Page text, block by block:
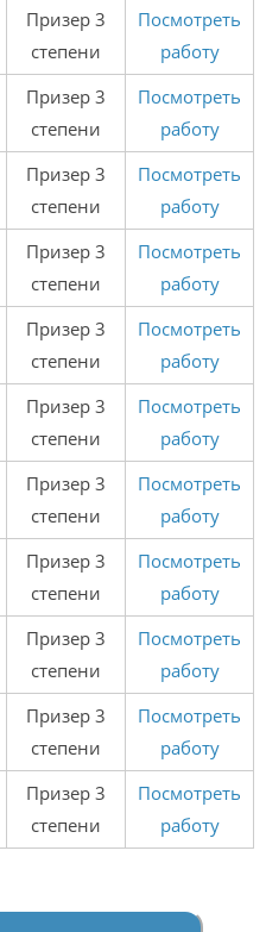
Призер 3
степени
Посмотреть
работу
Призер 3
степени
Посмотреть
работу
Призер 3
степени
Посмотреть
работу
Призер 3
степени
Посмотреть
работу
Призер 3
степени
Посмотреть
работу
Призер 3
степени
Посмотреть
работу
Призер 3
степени
Посмотреть
работу
Призер 3
степени
Посмотреть
работу
Призер 3
степени
Посмотреть
работу
Призер 3
степени
Посмотреть
работу
Призер 3
степени
Посмотреть
работу